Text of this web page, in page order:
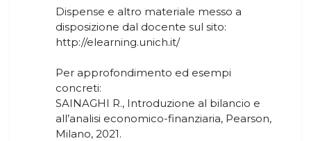
Dispense e altro materiale messo a
disposizione dal docente sul sito:
http://elearning.unich.it/
Per approfondimento ed esempi
concreti:
SAINAGHI R., Introduzione al bilancio e
all’analisi economico-finanziaria, Pearson,
Milano, 2021.